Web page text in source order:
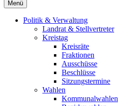
Menü
Politik & Verwaltung
Landrat & Stellvertreter
Kreistag
Kreisräte
Fraktionen
Ausschüsse
Beschlüsse
Sitzungstermine
Wahlen
Kommunalwahlen